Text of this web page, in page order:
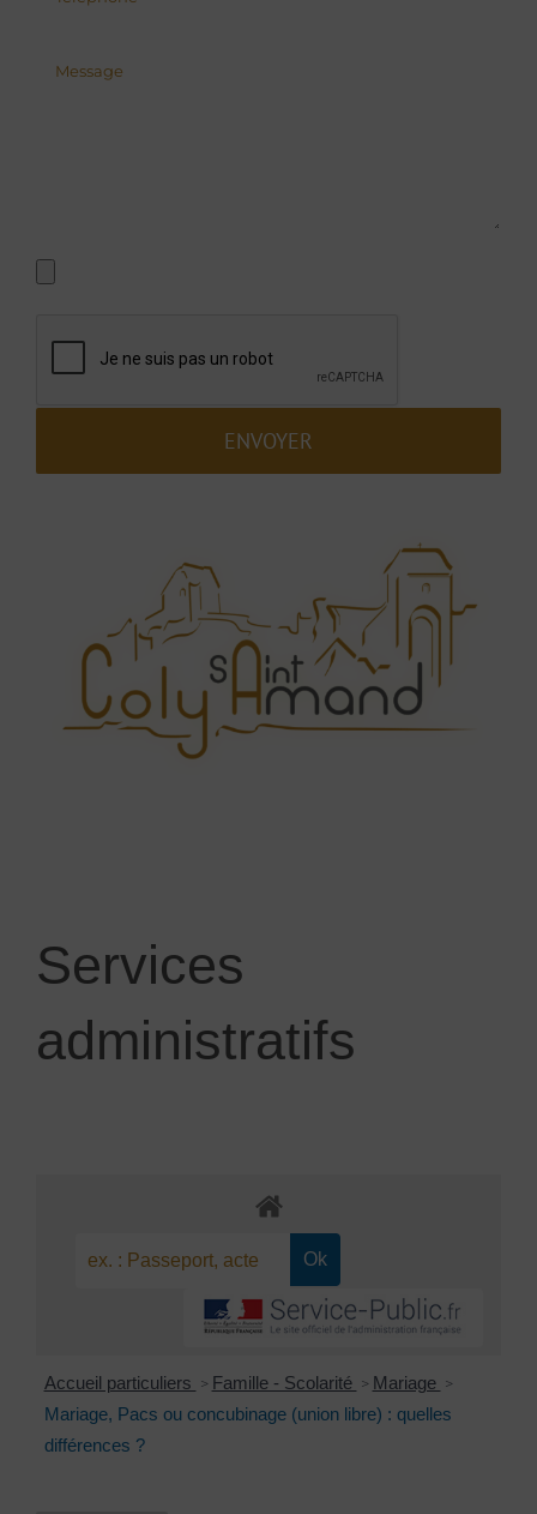
Services
administratifs
Accueil particuliers > Famille - Scolarité > Mariage >
Mariage, Pacs ou concubinage (union libre) : quelles
différences ?